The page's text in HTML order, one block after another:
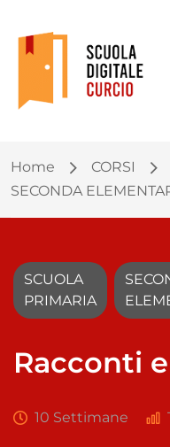
Home CORSI
SECONDA
SCUOLA
PRIMARIA
Racconti
10 Settimane